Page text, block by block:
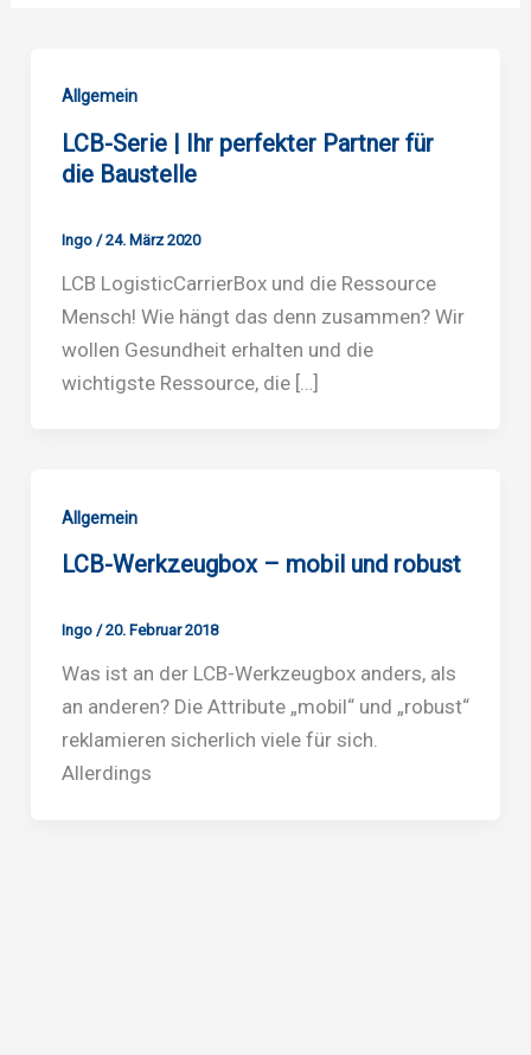
Allgemein
LCB-Serie | Ihr perfekter Partner für
die Baustelle
Ingo /24. März 2020
LCB LogisticCarrierBox und die Ressource
Mensch! Wie hängt das denn zusammen? Wir
wollen Gesundheit erhalten und die
wichtigste Ressource, die […]
Allgemein
LCB-Werkzeugbox – mobil und robust
Ingo /20. Februar 2018
Was ist an der LCB-Werkzeugbox anders, als
an anderen? Die Attribute „mobil“ und „robust“
reklamieren sicherlich viele für sich.
Allerdings